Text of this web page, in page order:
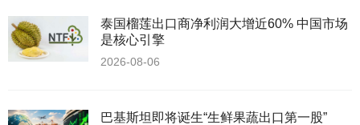
泰国榴莲出口商净利润大增近60% 中国市场
是核心引擎
2026-08-06
巴基斯坦即将诞生“生鲜果蔬出口第一股”